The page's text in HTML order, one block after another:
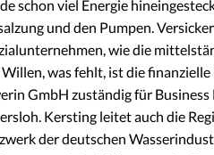
schon viel Energie
und den Pumpen.
wie die
was fehlt, ist die
GmbH zuständig für
Kersting leitet auch die
der deutschen